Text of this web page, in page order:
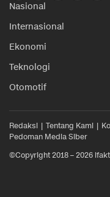
Nasional
Internasional
Ekonomi
Teknologi
Otomotif
Redaksi Tentang Kami
Pedoman Media Siber
©Copyright 2018 – 2026